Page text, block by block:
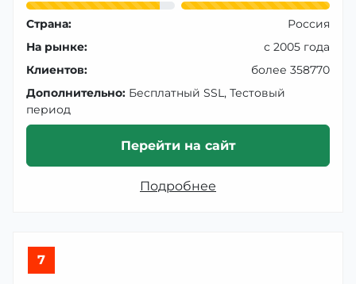
Страна:
Россия
На рынке:
с 2005 года
Клиентов:
более 358770
Дополнительно: Бесплатный SSL, Тестовый
период
Перейти на сайт
Подробнее
7